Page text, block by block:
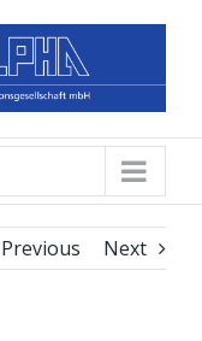
Previous Next